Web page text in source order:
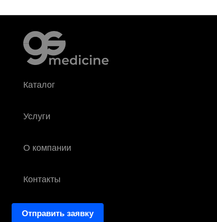
Каталог
Услуги
О компании
Контакты
Отправить заявку